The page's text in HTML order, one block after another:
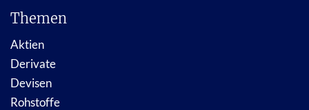
Themen
Aktien
Derivate
Devisen
Rohstoffe